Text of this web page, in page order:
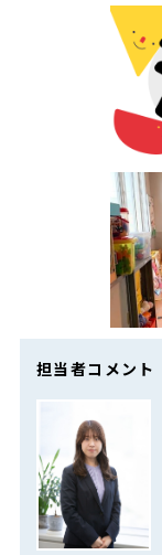
担当者コメント